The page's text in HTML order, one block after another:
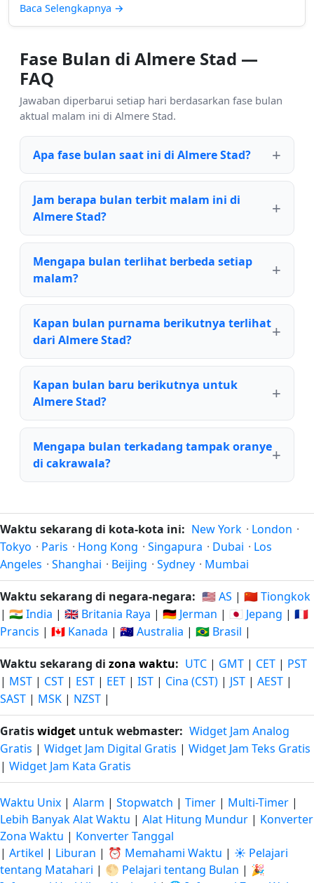
Baca Selengkapnya →
Fase Bulan di Almere Stad —
FAQ
Jawaban diperbarui setiap hari berdasarkan fase bulan
aktual malam ini di Almere Stad.
Apa fase bulan saat ini di Almere Stad?
Jam berapa bulan terbit malam ini di
Almere Stad?
Mengapa bulan terlihat berbeda setiap
malam?
Kapan bulan purnama berikutnya terlihat
dari Almere Stad?
Kapan bulan baru berikutnya untuk
Almere Stad?
Mengapa bulan terkadang tampak oranye
di cakrawala?
Waktu sekarang di kota-kota ini: New York · London ·
Tokyo · Paris · Hong Kong · Singapura · Dubai · Los
Angeles · Shanghai · Beijing · Sydney · Mumbai
Waktu sekarang di negara-negara: 🇺🇸 AS | 🇨🇳 Tiongkok
| 🇮🇳 India | 🇬🇧 Britania Raya | 🇩🇪 Jerman | 🇯🇵 Jepang | 🇫🇷
Prancis | 🇨🇦 Kanada | 🇦🇺 Australia | 🇧🇷 Brasil |
Waktu sekarang di zona waktu: UTC | GMT | CET | PST
| MST | CST | EST | EET | IST | Cina (CST) | JST | AEST |
SAST | MSK | NZST |
Gratiswidget untuk webmaster: Widget Jam Analog
Gratis | Widget Jam Digital Gratis | Widget Jam Teks Gratis
| Widget Jam Kata Gratis
Waktu Unix | Alarm | Stopwatch | Timer | Multi-Timer |
Lebih Banyak Alat Waktu | Alat Hitung Mundur | Konverter
Zona Waktu | Konverter Tanggal
| Artikel | Liburan | ⏰ Memahami Waktu | ☀️ Pelajari
tentang Matahari | 🌕 Pelajari tentang Bulan | 🎉